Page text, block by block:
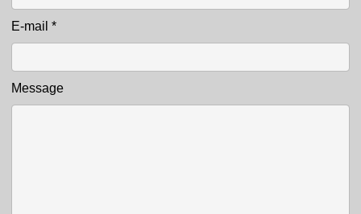
E-mail *
Message